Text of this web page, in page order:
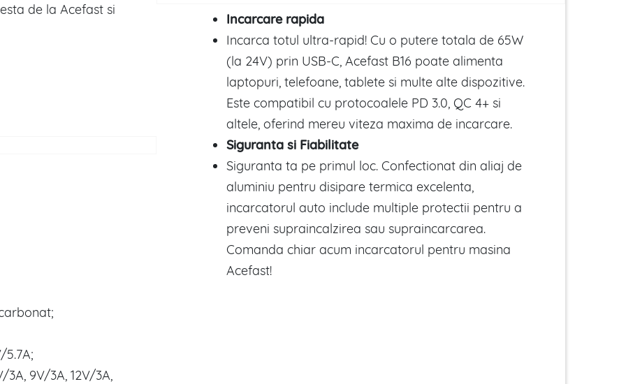
de la Acefast si
Incarcare rapida
Incarca totul ultra-rapid! Cu o putere totala de 65W
(la 24V) prin USB-C, Acefast B16 poate alimenta
laptopuri, telefoane, tablete si multe alte dispozitive.
Este compatibil cu protocoalele PD 3.0, QC 4+ si
altele, oferind mereu viteza maxima de incarcare.
Siguranta si Fiabilitate
Siguranta ta pe primul loc. Confectionat din aliaj de
aluminiu pentru disipare termica excelenta,
incarcatorul auto include multiple protectii pentru a
preveni supraincalzirea sau supraincarcarea.
Comanda chiar acum incarcatorul pentru masina
Acefast!
5.7A;
9V/3A, 12V/3A,